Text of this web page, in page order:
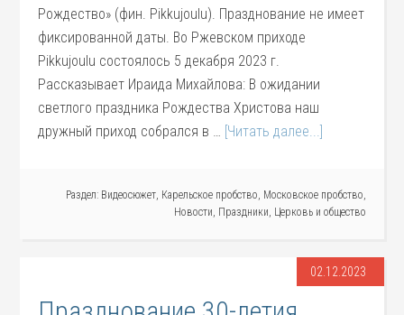
Рождество» (фин. Pikkujoulu). Празднование не имеет
фиксированной даты. Во Ржевском приходе
Pikkujoulu состоялось 5 декабря 2023 г.
Рассказывает Ираида Михайлова: В ожидании
светлого праздника Рождества Христова наш
дружный приход собрался в … [Читать далее...]
Раздел: Видеосюжет, Карельское пробство, Московское пробство,
Новости, Праздники, Церковь и общество
02.12.2023